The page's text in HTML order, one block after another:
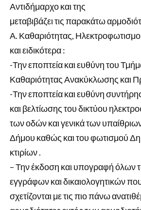
Αντιδήμαρχο και της
μεταβιβάζει τις παρακάτω
Α. Καθαριότητας,
και ειδικότερα :
-Την εποπτεία και ευθύνη του
Καθαριότητας Ανακύκλωσης και
-Την εποπτεία και ευθύνη
και βελτίωσης του δικτύου
των οδών και γενικά των
Δήμου καθώς και του φωτισμού
κτιρίων .
– Την έκδοση και υπογραφή
εγγράφων και δικαιολογητικών
σχετίζονται με τις πιο πάνω